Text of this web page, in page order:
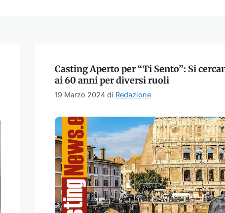
Casting Aperto per “Ti Sento”: Si
ai 60 anni per diversi ruoli
19 Marzo 2024 di Redazione